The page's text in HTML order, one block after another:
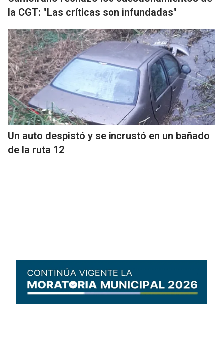
la CGT: "Las críticas son infundadas"
Un auto despistó y se incrustó en un bañado
de la ruta 12